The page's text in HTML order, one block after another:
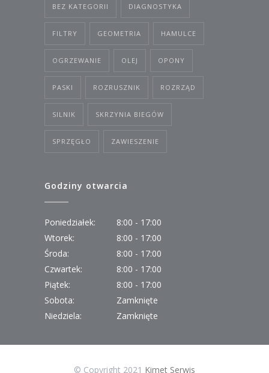
BEZ KATEGORII DIAGNOSTYKA
FILTRY GEOMETRIA HAMULCE
OGRZEWANIE OLEJ OPONY
PASKI ROZRUSZNIK ROZRZĄD
SILNIK SKRZYNIA BIEGÓW
SPRZĘGŁO ZAWIESZENIE
Godziny otwarcia
Poniedziałek:
8:00 - 17:00
Wtorek:
8:00 - 17:00
Środa:
8:00 - 17:00
Czwartek:
8:00 - 17:00
Piątek:
8:00 - 17:00
Sobota:
Zamknięte
Niedziela:
Zamknięte
© Copyright 2021 Kimet Serwis